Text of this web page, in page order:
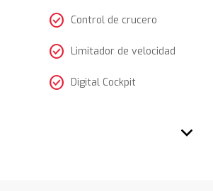
check_circle Control de crucero
check_circle Limitador de velocidad
check_circle Digital Cockpit